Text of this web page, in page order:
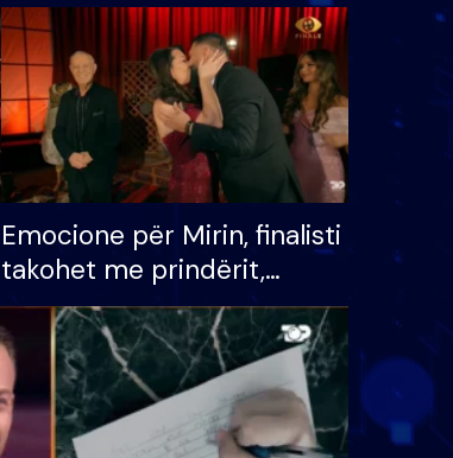
Emocione për Mirin, finalisti
takohet me prindërit,
vajzën dhe bashkëshorten:
S’kemi ndonjë letër divorci
apo jo?